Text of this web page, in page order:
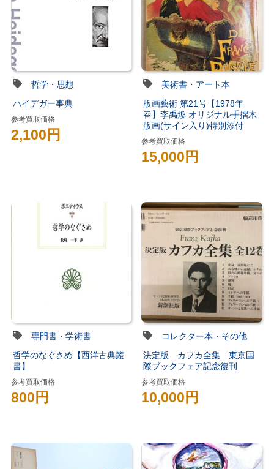
哲学・思想
ハイデガー事典
参考買取価格
2,100円
美術書・アート本
版画藝術 第21号【1978年
春】李禹煥 オリジナル手摺木
版画(サイン入り)特別添付
参考買取価格
15,000円
専門書・学術書
哲学のなぐさめ【西洋古典叢
書】
参考買取価格
800円
コレクター本・その他
決定版 カフカ全集 東京国
際ブックフェア記念復刊
参考買取価格
10,000円